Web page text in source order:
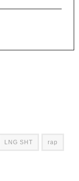
LNG SHT rap